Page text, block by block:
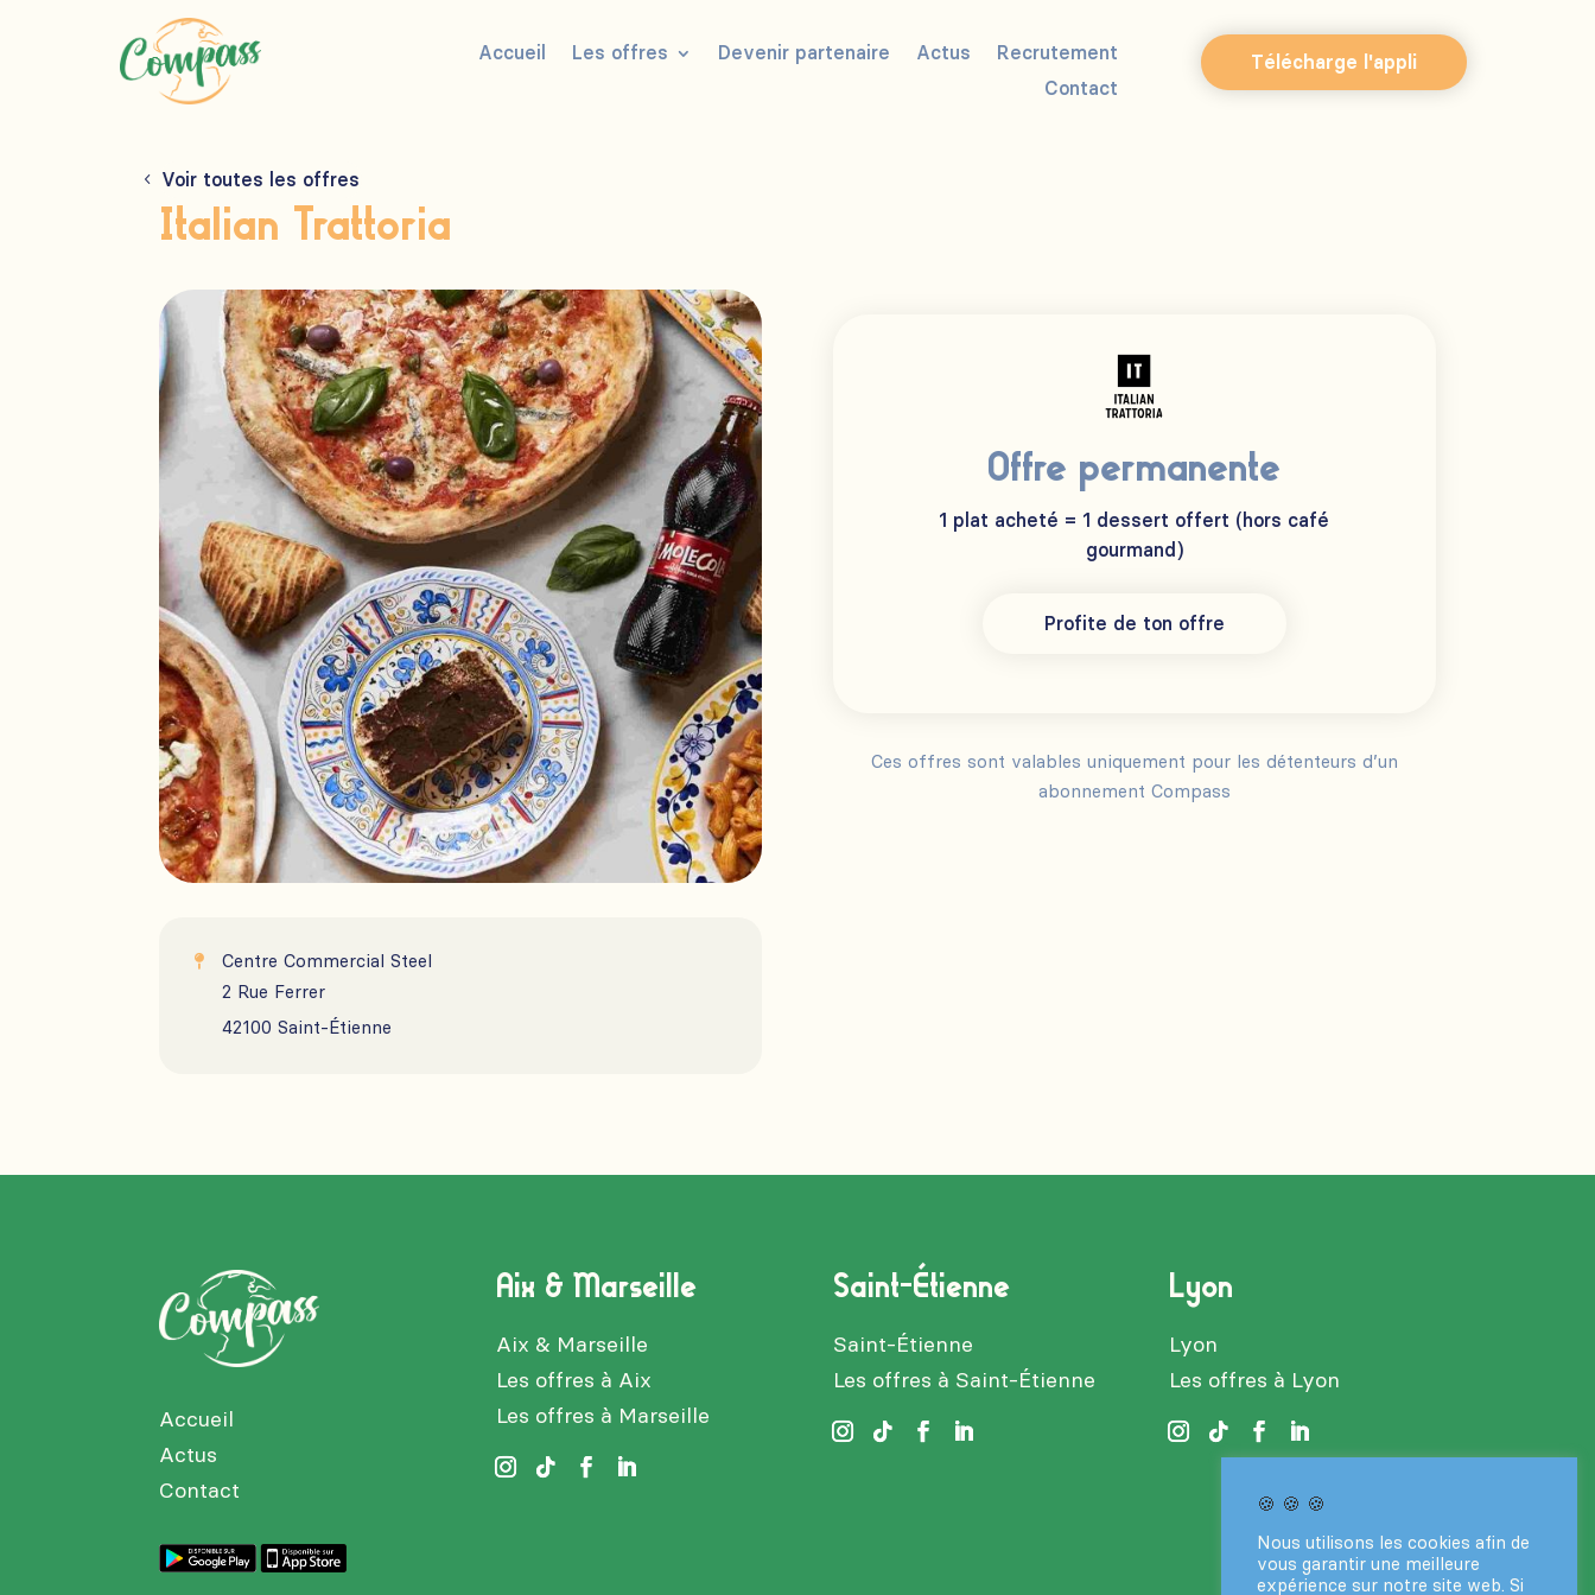
Accueil Les offres Devenir partenaire Actus
Recrutement
Contact
Télécharge l'appli
Voir toutes les offres
Italian Trattoria
 Centre Commercial Steel
2 Rue Ferrer
42100 Saint-Étienne
Offre permanente
1 plat acheté = 1 dessert offert (hors café
gourmand)
Profite de ton offre
Ces offres sont valables uniquement pour les détenteurs d’un
abonnement Compass
Accueil
Actus
Contact
Aix & Marseille
Aix & Marseille
Les offres à Aix
Les offres à Marseille
Saint-Étienne
Saint-Étienne
Les offres à Saint-Étienne
Lyon
Lyon
Les offres à Lyon
🍪 🍪 🍪
Nous utilisons les cookies afin de
vous garantir une meilleure
expérience sur notre site web. Si